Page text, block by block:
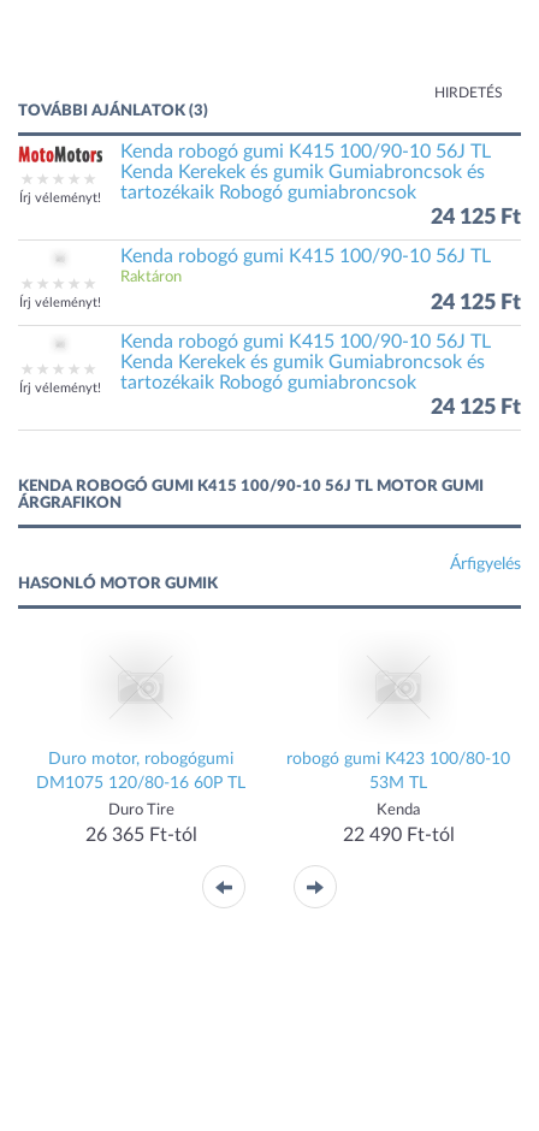
HIRDETÉS
TOVÁBBI AJÁNLATOK (3)
Írj véleményt!
Kenda robogó gumi K415 100/90-10 56J TL
Kenda Kerekek és gumik Gumiabroncsok és
tartozékaik Robogó gumiabroncsok
24 125 Ft
Írj véleményt!
Kenda robogó gumi K415 100/90-10 56J TL
Raktáron
24 125 Ft
Írj véleményt!
Kenda robogó gumi K415 100/90-10 56J TL
Kenda Kerekek és gumik Gumiabroncsok és
tartozékaik Robogó gumiabroncsok
24 125 Ft
KENDA ROBOGÓ GUMI K415 100/90-10 56J TL MOTOR GUMI
ÁRGRAFIKON
Árfigyelés
HASONLÓ MOTOR GUMIK
Duro motor, robogógumi
DM1075 120/80-16 60P TL
Duro Tire
26 365 Ft-tól
robogó gumi K423 100/80-10
53M TL
Kenda
22 490 Ft-tól